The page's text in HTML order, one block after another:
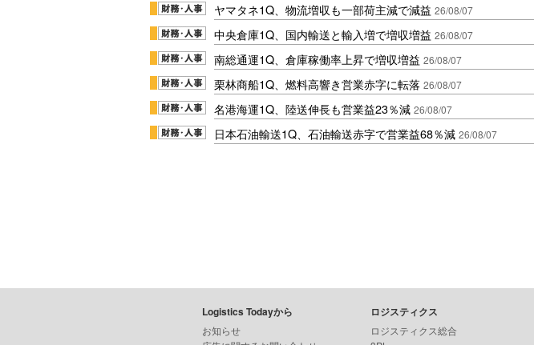
ヤマタネ1Q、物流増収も一部荷主減で減益 26/08/07
中央倉庫1Q、国内輸送と輸入増で増収増益 26/08/07
南総通運1Q、倉庫稼働率上昇で増収増益 26/08/07
栗林商船1Q、燃料高響き営業赤字に転落 26/08/07
名港海運1Q、陸送伸長も営業益23％減 26/08/07
日本石油輸送1Q、石油輸送赤字で営業益68％減 26/08/07
Logistics Todayから
お知らせ
ロジスティクス
ロジスティクス総合